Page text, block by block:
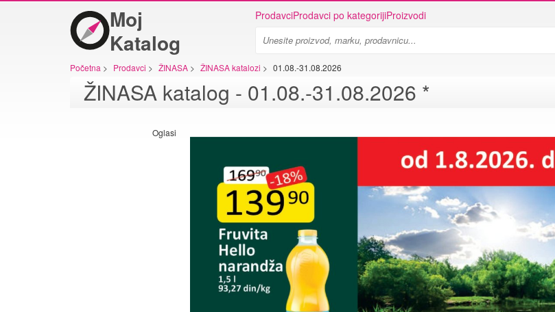
Moj
Katalog
ProdavciProdavci po kategorijiProizvodi
Početna > Prodavci > ŽINASA > ŽINASA katalozi > 01.08.-31.08.2026
ŽINASA katalog - 01.08.-31.08.2026 *
Oglasi